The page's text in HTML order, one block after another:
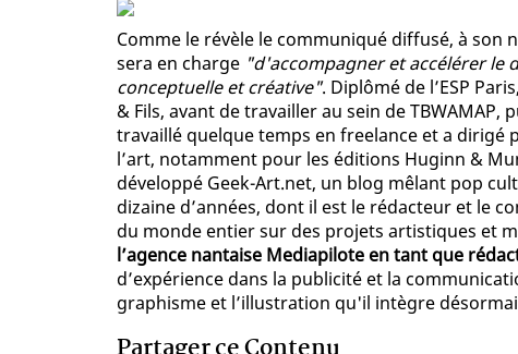
Comme le révèle le communiqué diffusé, à son
sera en charge "d'accompagner et accélérer le
conceptuelle et créative". Diplômé de l’ESP
& Fils, avant de travailler au sein de TBWAMAP,
travaillé quelque temps en freelance et a
l’art, notamment pour les éditions Huginn &
développé Geek-Art.net, un blog mêlant pop
dizaine d’années, dont il est le rédacteur et le
du monde entier sur des projets artistiques et
l’agence nantaise Mediapilote en tant que
d’expérience dans la publicité et la
graphisme et l’illustration qu'il intègre